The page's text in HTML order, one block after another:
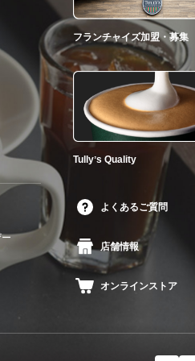
ー
フランチャイズ加盟・募集
Tullyʼs Quality
よくあるご質問
店舗情報
オンラインストア